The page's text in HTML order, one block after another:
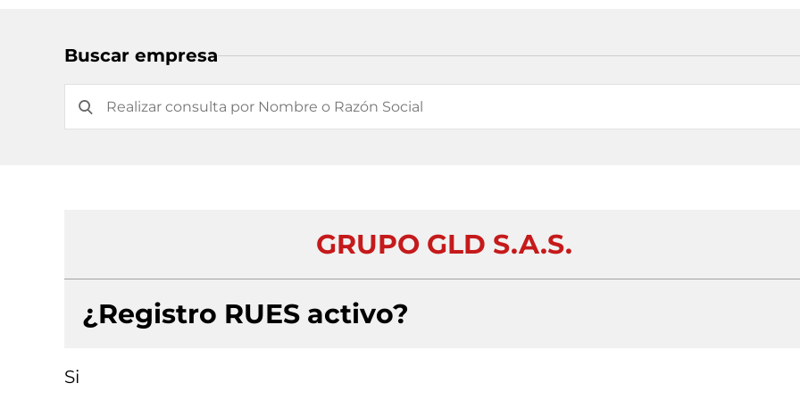
Buscar empresa
GRUPO GLD S.A.S.
¿Registro RUES activo?
Si